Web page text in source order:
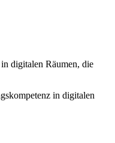
digitalen Räumen, die
in digitalen